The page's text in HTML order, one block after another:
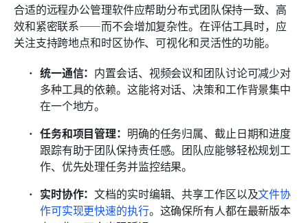
合适的远程办公管理软件应帮助分布式团队保持一致、高
效和紧密联系——而不会增加复杂性。在评估工具时，应
关注支持跨地点和时区协作、可视化和灵活性的功能。
统一通信： 内置会话、视频会议和团队讨论可减少对
多种工具的依赖。这能将对话、决策和工作背景集中
在一个地方。
任务和项目管理： 明确的任务归属、截止日期和进度
跟踪有助于团队保持责任感。团队应能够轻松规划工
作、优先处理任务并监控结果。
实时协作：文档的实时编辑、共享工作区以及文件协
作可实现更快速的执行。这确保所有人都在最新版本